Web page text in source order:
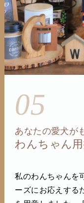
05
あなたの愛犬が
わんちゃん
私のわんちゃんを
ーズにお応えする